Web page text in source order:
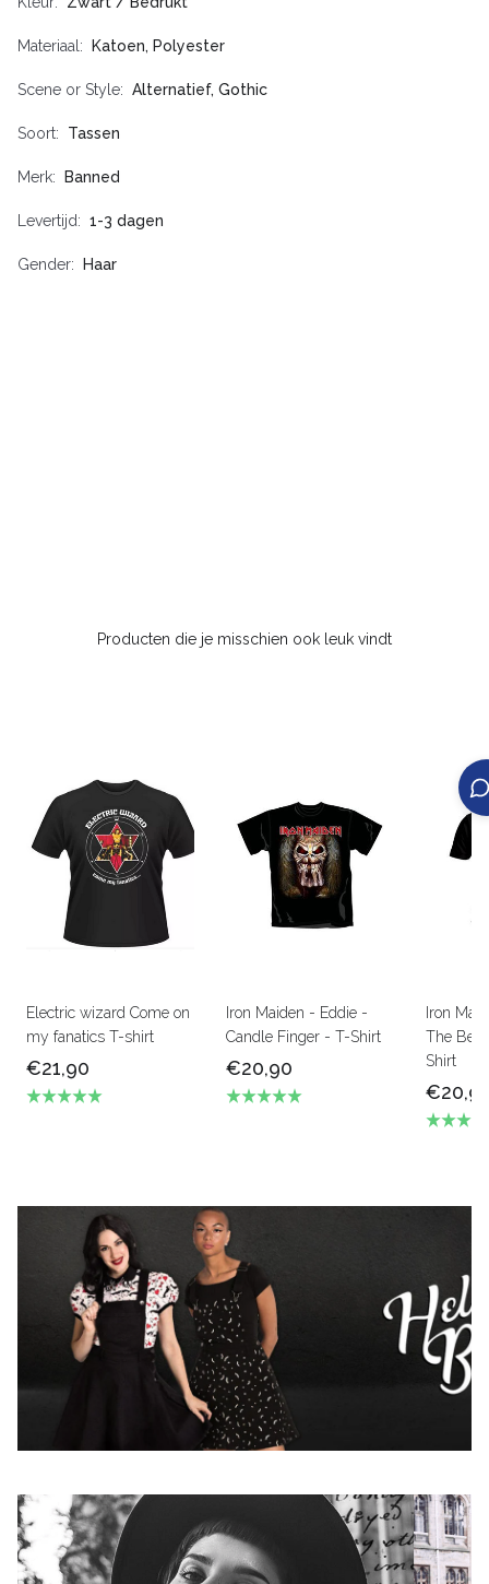
Materiaal Katoen, Polyester
Scene or Style Alternatief, Gothic
Soort Tassen
Merk Banned
Levertijd 1-3 dagen
Gender Haar
Producten die je misschien ook leuk vindt
Electric wizard Come on
my fanatics T-shirt
€21,90
Iron Maiden - Eddie -
Candle Finger - T-Shirt
€20,90
Iron
The
Shirt